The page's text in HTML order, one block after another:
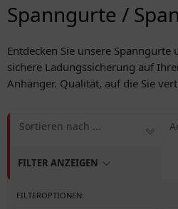
Spanngurte /
Entdecken Sie unsere
sichere Ladungssicherung auf
Anhänger. Qualität, auf die Sie
FILTER ANZEIGEN
Sortieren nach ...
FILTEROPTIONEN: